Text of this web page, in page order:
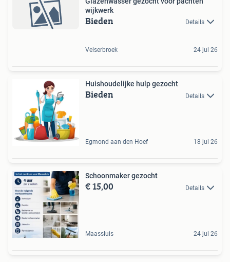
wijkwerk
Bieden Details
Velserbroek 24 jul 26
Huishoudelijke hulp gezocht
Bieden Details
Egmond aan den Hoef 18 jul 26
Schoonmaker gezocht
€ 15,00 Details
Maassluis 24 jul 26